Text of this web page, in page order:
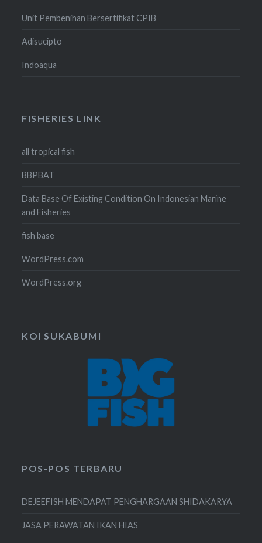
Unit Pembenihan Bersertifikat CPIB
Adisucipto
Indoaqua
FISHERIES LINK
all tropical fish
BBPBAT
Data Base Of Existing Condition On Indonesian Marine
and Fisheries
fish base
WordPress.com
WordPress.org
KOI SUKABUMI
POS-POS TERBARU
DEJEEFISH MENDAPAT PENGHARGAAN SHIDAKARYA
JASA PERAWATAN IKAN HIAS